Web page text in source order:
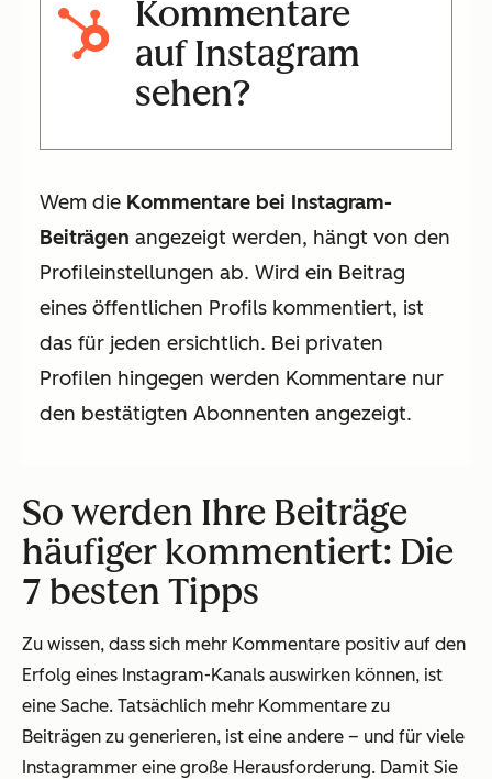
Kommentare
auf Instagram
sehen?
Wem die Kommentare bei Instagram-
Beiträgen angezeigt werden, hängt von den
Profileinstellungen ab. Wird ein Beitrag
eines öffentlichen Profils kommentiert, ist
das für jeden ersichtlich. Bei privaten
Profilen hingegen werden Kommentare nur
den bestätigten Abonnenten angezeigt.
So werden Ihre Beiträge
häufiger kommentiert: Die
7 besten Tipps
Zu wissen, dass sich mehr Kommentare positiv auf den
Erfolg eines Instagram-Kanals auswirken können, ist
eine Sache. Tatsächlich mehr Kommentare zu
Beiträgen zu generieren, ist eine andere – und für viele
Instagrammer eine große Herausforderung. Damit Sie